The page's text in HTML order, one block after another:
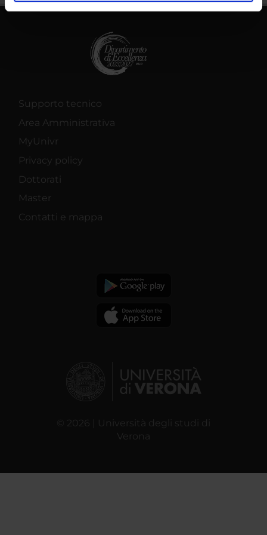
nostri partner che si occupano di analisi dei dati web,
pubblicità e social media, i quali potrebbero combinarle
con altre informazioni che hai fornito loro o che hanno
raccolto dal tuo utilizzo dei loro servizi.
Supporto tecnico
Area Amministrativa
MyUnivr
Privacy policy
Dottorati
Master
Contatti e mappa
© 2026 | Università degli studi di
Verona